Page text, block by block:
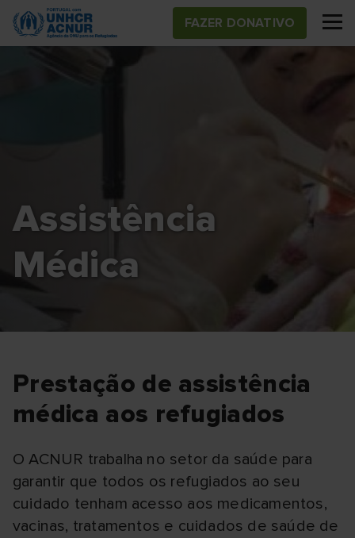
Skip
main
FAZER DONATIVO
Assistência
Médica
Prestação de assistência
médica aos refugiados
O ACNUR trabalha no setor da saúde para
garantir que todos os refugiados ao seu
cuidado tenham acesso aos medicamentos,
vacinas, tratamentos e cuidados de saúde de